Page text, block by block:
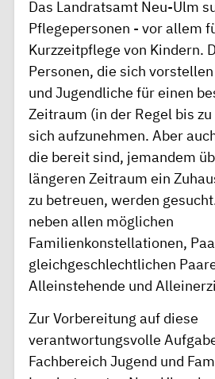
Das Landratsamt Neu-Ulm
Pflegepersonen - vor allem
Kurzzeitpflege von Kindern.
Personen, die sich
und Jugendliche für einen
Zeitraum (in der Regel bis
sich aufzunehmen. Aber
die bereit sind, jemandem
längeren Zeitraum ein
zu betreuen, werden
neben allen möglichen
Familienkonstellationen,
gleichgeschlechtlichen
Alleinstehende und
Zur Vorbereitung auf diese
verantwortungsvolle
Fachbereich Jugend und